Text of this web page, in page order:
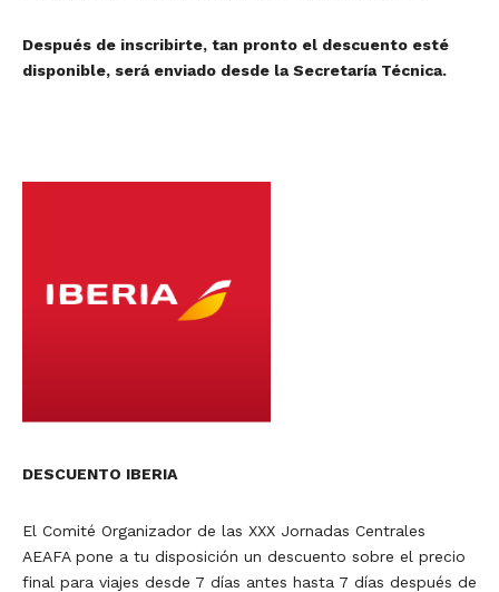
Después de inscribirte, tan pronto el descuento esté
disponible, será enviado desde la Secretaría Técnica.
DESCUENTO IBERIA
El Comité Organizador de las XXX Jornadas Centrales
AEAFA pone a tu disposición un descuento sobre el precio
final para viajes desde 7 días antes hasta 7 días después de